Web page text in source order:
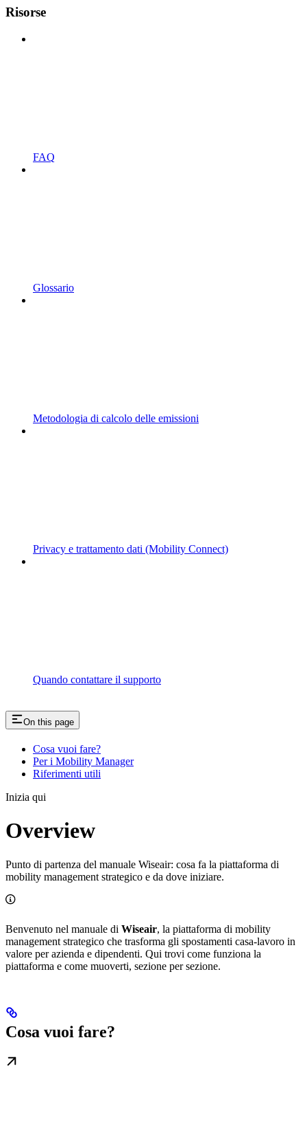
Risorse
FAQ
Glossario
Metodologia di calcolo delle emissioni
Privacy e trattamento dati (Mobility Connect)
Quando contattare il supporto
On this page
Cosa vuoi fare?
Per i Mobility Manager
Riferimenti utili
Inizia qui
Overview
Punto di partenza del manuale Wiseair: cosa fa la piattaforma di
mobility management strategico e da dove iniziare.
Benvenuto nel manuale di Wiseair, la piattaforma di mobility
management strategico che trasforma gli spostamenti casa-lavoro in
valore per azienda e dipendenti. Qui trovi come funziona la
piattaforma e come muoverti, sezione per sezione.
Cosa vuoi fare?